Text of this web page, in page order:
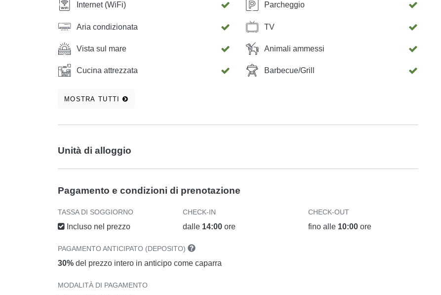
Internet (WiFi) Parcheggio
Aria condizionata TV
Vista sul mare Animali ammessi
Cucina attrezzata Barbecue/Grill
MOSTRA TUTTI
Unità di alloggio
Pagamento e condizioni di prenotazione
TASSA DI SOGGIORNO
Incluso nel prezzo
CHECK-IN
dalle 14:00 ore
CHECK-OUT
fino alle 10:00ore
PAGAMENTO ANTICIPATO (DEPOSITO)
30% del prezzo intero in anticipo come caparra
MODALITÀ DI PAGAMENTO